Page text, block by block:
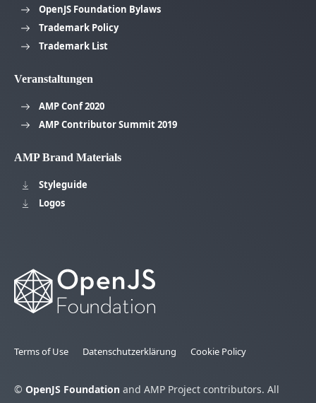
OpenJS Foundation Bylaws
Trademark Policy
Trademark List
Veranstaltungen
AMP Conf 2020
AMP Contributor Summit 2019
AMP Brand Materials
Styleguide
Logos
Terms of Use Datenschutzerklärung Cookie Policy
© OpenJS Foundation and AMP Project contributors. All